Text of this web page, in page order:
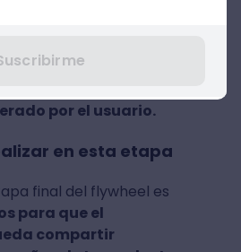
juegan un rol
por el usuario.
en esta etapa
final del flywheel es
para que el
compartir